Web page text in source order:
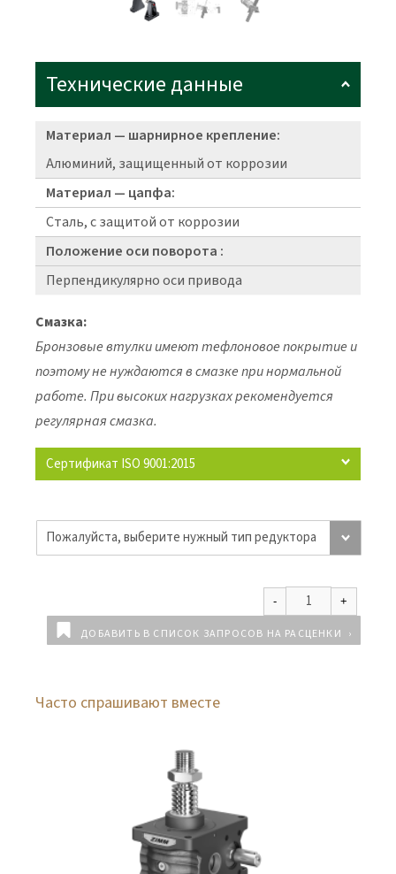
Технические данные
Материал — шарнирное крепление:
Алюминий, защищенный от коррозии
Материал — цапфа:
Сталь, с защитой от коррозии
Положение оси поворота :
Перпендикулярно оси привода
Смазка:
Бронзовые втулки имеют тефлоновое покрытие и
поэтому не нуждаются в смазке при нормальной
работе. При высоких нагрузках рекомендуется
регулярная смазка.
Сертификат ISO 9001:2015
ДОБАВИТЬ В СПИСОК ЗАПРОСОВ НА РАСЦЕНКИ
Часто спрашивают вместе